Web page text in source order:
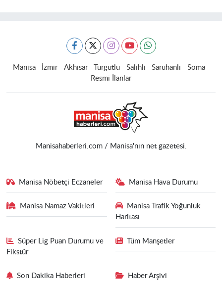
Manisa İzmir Akhisar Turgutlu Salihli Saruhanlı
Soma
Resmi İlanlar
Manisahaberleri.com / Manisa'nın net gazetesi.
Manisa Nöbetçi Eczaneler Manisa Hava Durumu
Manisa Namaz Vakitleri
Manisa Trafik Yoğunluk
Haritası
Süper Lig Puan Durumu ve
Fikstür
Tüm Manşetler
Son Dakika Haberleri Haber Arşivi